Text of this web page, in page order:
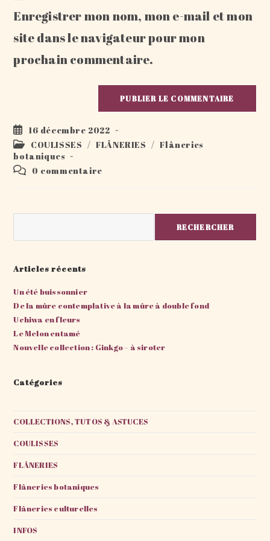
site
Enregistrer mon nom, mon e-mail et mon
site dans le navigateur pour mon
prochain commentaire.
Publication
publiée :
16 décembre 2022
Post
category:
COULISSES / FLÂNERIES / Flâneries
botaniques
Commentaires
0 commentaire
RECHERCHER
Articles récents
Un été buissonnier
De la mûre contemplative à la mûre à double fond
Uchiwa en fleurs
Le Melon entamé
Nouvelle collection : Ginkgo – à siroter
Catégories
COLLECTIONS, TUTOS & ASTUCES
COULISSES
FLÂNERIES
Flâneries botaniques
Flâneries culturelles
INFOS